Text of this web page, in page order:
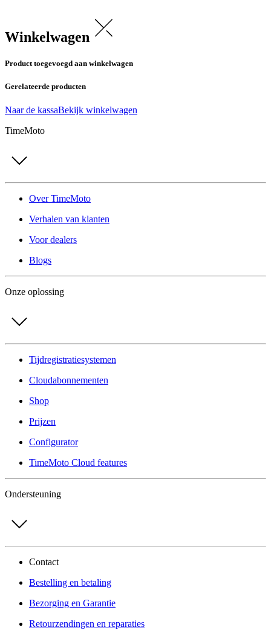
Winkelwagen
Product toegevoegd aan winkelwagen
Gerelateerde producten
Naar de kassaBekijk winkelwagen
TimeMoto
Over TimeMoto
Verhalen van klanten
Voor dealers
Blogs
Onze oplossing
Tijdregistratiesystemen
Cloudabonnementen
Shop
Prijzen
Configurator
TimeMoto Cloud features
Ondersteuning
Contact
Bestelling en betaling
Bezorging en Garantie
Retourzendingen en reparaties